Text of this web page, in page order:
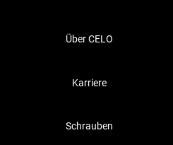
Über CELO
Karriere
Schrauben